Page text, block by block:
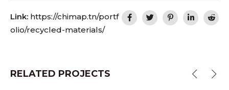
Link: https://chimap.tn/portf
olio/recycled-materials/
RELATED PROJECTS